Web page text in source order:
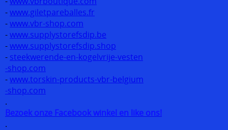
-www.giletpareballes.fr
-www.vbr-shop.com
-www.supplystorefsdip.be
-www.supplystorefsdip.shop
- steekwerende-en-kogelvrije-vesten
-shop.com
-www.torskin-products-vbr-belgium
-shop.com
.
Bezoek onze Facebook winkel en like ons!
.